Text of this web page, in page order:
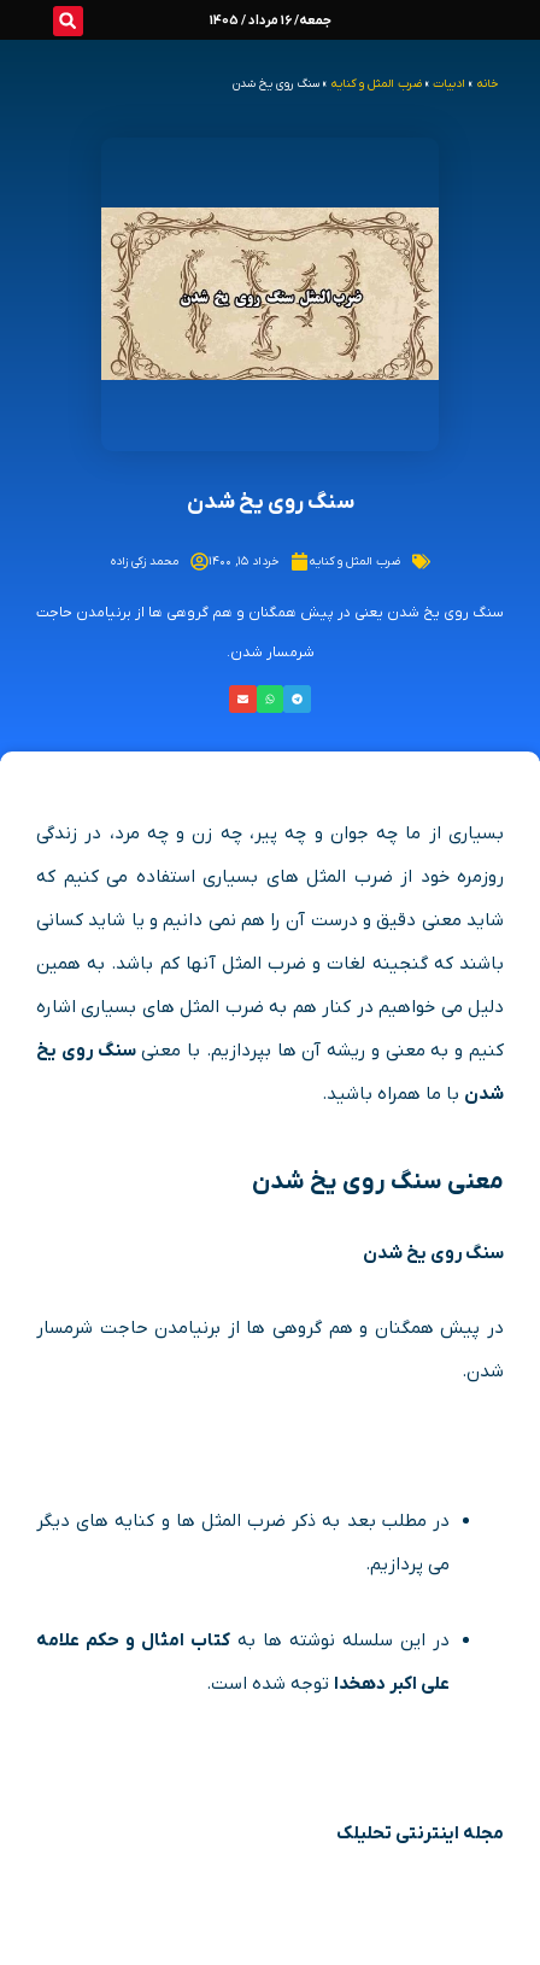
جمعه/ 16 مرداد / 1405
خانه » ادبیات » ضرب المثل و کنایه » سنگ روی یخ شدن
سنگ روی یخ شدن
ضرب المثل و کنایه خرداد ۱۵, ۱۴۰۰ محمد زکی زاده
سنگ روی یخ شدن یعنی در پیش همگنان و هم گروهی ها از برنیامدن حاجت
شرمسار شدن.
بسیاری از ما چه جوان و چه پیر، چه زن و چه مرد، در زندگی
روزمره خود از ضرب المثل های بسیاری استفاده می کنیم که
شاید معنی دقیق و درست آن را هم نمی دانیم و یا شاید کسانی
باشند که گنجینه لغات و ضرب المثل آنها کم باشد. به همین
دلیل می خواهیم در کنار هم به ضرب المثل های بسیاری اشاره
کنیم و به معنی و ریشه آن ها بپردازیم. با معنیسنگ روی یخ
شدن با ما همراه باشید.
معنی سنگ روی یخ شدن
سنگ روی یخ شدن
در پیش همگنان و هم گروهی ها از برنیامدن حاجت شرمسار
شدن.
در مطلب بعد به ذکر ضرب المثل ها و کنایه های دیگر
می پردازیم.
در این سلسله نوشته ها به کتاب امثال و حکم علامه
علی اکبر دهخدا توجه شده است.
مجله اینترنتی تحلیلک